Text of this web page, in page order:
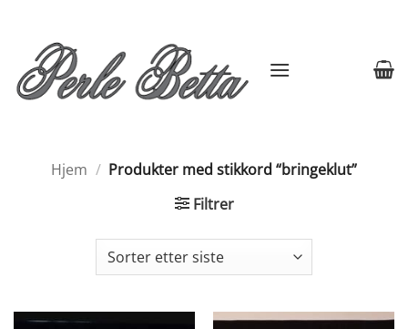
content
Hjem / Produkter med stikkord “bringeklut”
Filtrer